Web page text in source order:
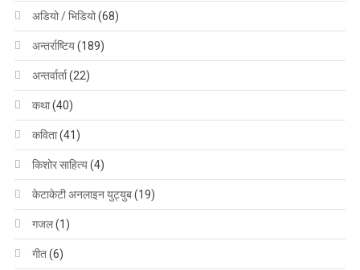
अडियो / भिडियो(68)
अन्तर्राष्टिय(189)
अन्तर्वार्ता(22)
कथा(40)
कविता(41)
किशोर साहित्य(4)
केटाकेटी अनलाइन युट्युब(19)
गजल(1)
गीत(6)